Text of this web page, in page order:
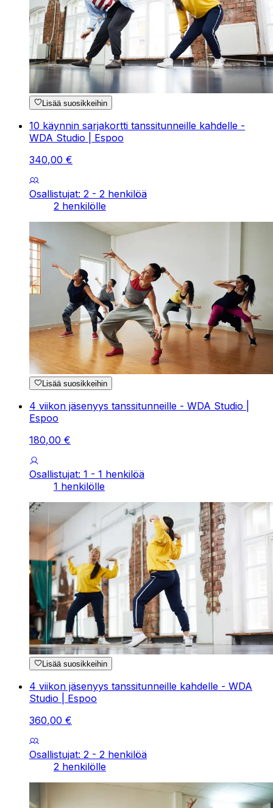
Lisää suosikkeihin
10 käynnin sarjakortti tanssitunneille kahdelle -
WDA Studio | Espoo
340,00 €
Osallistujat: 2 - 2 henkilöä
2 henkilölle
Lisää suosikkeihin
4 viikon jäsenyys tanssitunneille - WDA Studio |
Espoo
180,00 €
Osallistujat: 1 - 1 henkilöä
1 henkilölle
Lisää suosikkeihin
4 viikon jäsenyys tanssitunneille kahdelle - WDA
Studio | Espoo
360,00 €
Osallistujat: 2 - 2 henkilöä
2 henkilölle